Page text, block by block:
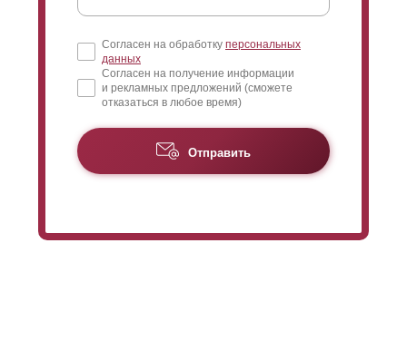
Согласен на обработку персональных
данных
Согласен на получение информации
и рекламных предложений (сможете
отказаться в любое время)
Отправить